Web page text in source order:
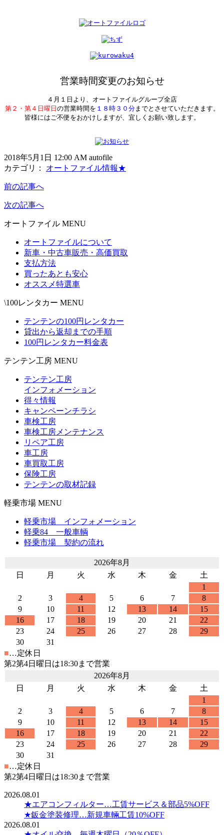
営業時間変更のお知らせ
第２・第４日曜日の営業時間を １８時３０分までとさせていただきます。
皆様にはご不便をおかけしますが、宜しくお願い致します。
2018年5月1日 12:00 AM autofile
カテゴリ： オートファイル情報★
前の記事へ
次の記事へ
オートファイル MENU
オートファイルについて
新車・中古車販売・高価買取
支払方法
買ったあとも安心
オススメ特選車
\100レンタカー MENU
テンテンの100円レンタカー
貸出から返却までの手順
100円レンタカー料金表
テンテン工房 MENU
テンテン工房
インフォメーション
得々情報
キャンペーンチラシ
車検工房
車検工房メンテナンス
リペア工房
車工房
車買取工房
保険工房
テンテンの取材記録
軽乗市場 MENU
軽乗市場 インフォメーション
軽乗84 一般車輌
軽乗市場 契約の流れ
2026年8月
日
月 火 水 木 金
土
1
2
3 4 5 6 7
8
9
10 11 12 13 14
15
16
17 18 19 20 21
22
23
24 25 26 27 28
29
30
31
■…定休日
第2第4日曜日は18:30まで営業
2026年8月
日
月 火 水 木 金
土
1
2
3 4 5 6 7
8
9
10 11 12 13 14
15
16
17 18 19 20 21
22
23
24 25 26 27 28
29
30
31
■…定休日
第2第4日曜日は18:30まで営業
2026.08.01
★エアコンフィルター…工賃サービス＆部品5%OFF
★鈑金塗装修理…新規車輛工賃10%OFF
2026.08.01